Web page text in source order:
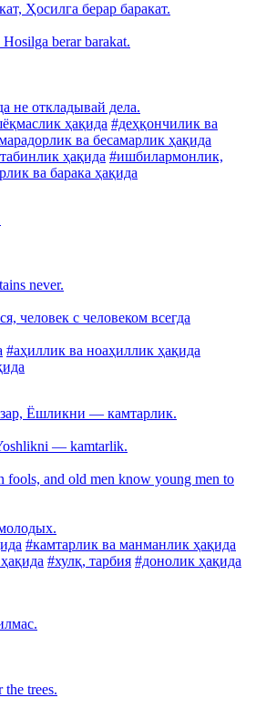
Ҳосилга берар баракат.
berar barakat.
не откладывай дела.
ҳақида #деҳқончилик ва
ва бесамарлик ҳақида
ҳақида #ишбилармонлик,
ва барака ҳақида
never.
человек с человеком всегда
#аҳиллик ва ноаҳиллик ҳақида
Ёшликни — камтарлик.
— kamtarlik.
fools, and old men know young men to
#камтарлик ва манманлик ҳақида
#хулқ, тарбия #донолик ҳақида
trees.